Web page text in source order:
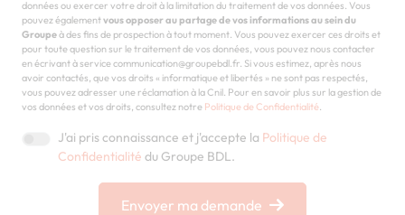
données ou exercer votre droit à la limitation du traitement de vos données. Vous
pouvez égalementvous opposer au partage de vos informations au sein du
Groupeà des fins de prospection à tout moment. Vous pouvez exercer ces droits et
pour toute question sur le traitement de vos données, vous pouvez nous contacter
en écrivant à service communication@groupebdl.fr. Si vous estimez, après nous
avoir contactés, que vos droits « informatique et libertés » ne sont pas respectés,
vous pouvez adresser une réclamation à la Cnil. Pour en savoir plus sur la gestion de
vos données et vos droits, consultez notre Politique de Confidentialité
J'ai pris connaissance et j'accepte la Politique de
Confidentialité du Groupe BDL.
Envoyer ma demande